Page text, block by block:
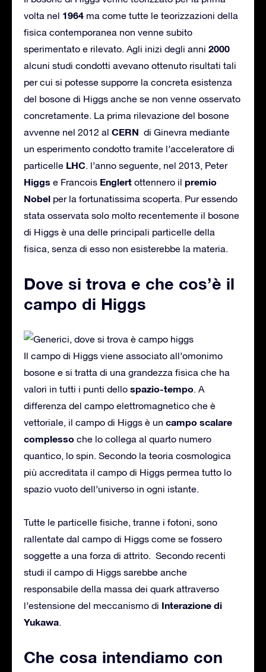
volta nel 1964 ma come tutte le teorizzazioni della
fisica contemporanea non venne subito
sperimentato e rilevato. Agli inizi degli anni 2000
alcuni studi condotti avevano ottenuto risultati tali
per cui si potesse supporre la concreta esistenza
del bosone di Higgs anche se non venne osservato
concretamente. La prima rilevazione del bosone
avvenne nel 2012 al CERN di Ginevra mediante
un esperimento condotto tramite l’acceleratore di
particelle LHC. l’anno seguente, nel 2013, Peter
Higgs e Francois Englert ottennero il premio
Nobel per la fortunatissima scoperta. Pur essendo
stata osservata solo molto recentemente il bosone
di Higgs è una delle principali particelle della
fisica, senza di esso non esisterebbe la materia.
Dove si trova e che cos’è il
campo di Higgs
Il campo di Higgs viene associato all’omonimo
bosone e si tratta di una grandezza fisica che ha
valori in tutti i punti dello spazio-tempo. A
differenza del campo elettromagnetico che è
vettoriale, il campo di Higgs è un campo scalare
complesso che lo collega al quarto numero
quantico, lo spin. Secondo la teoria cosmologica
più accreditata il campo di Higgs permea tutto lo
spazio vuoto dell’universo in ogni istante.
Tutte le particelle fisiche, tranne i fotoni, sono
rallentate dal campo di Higgs come se fossero
soggette a una forza di attrito. Secondo recenti
studi il campo di Higgs sarebbe anche
responsabile della massa dei quark attraverso
l’estensione del meccanismo di Interazione di
Yukawa.
Che cosa intendiamo con